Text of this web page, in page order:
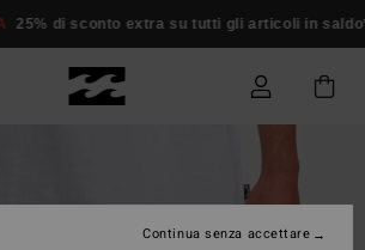
25% di sconto extra su tutti gli articoli in saldo*
Continua senza accettare